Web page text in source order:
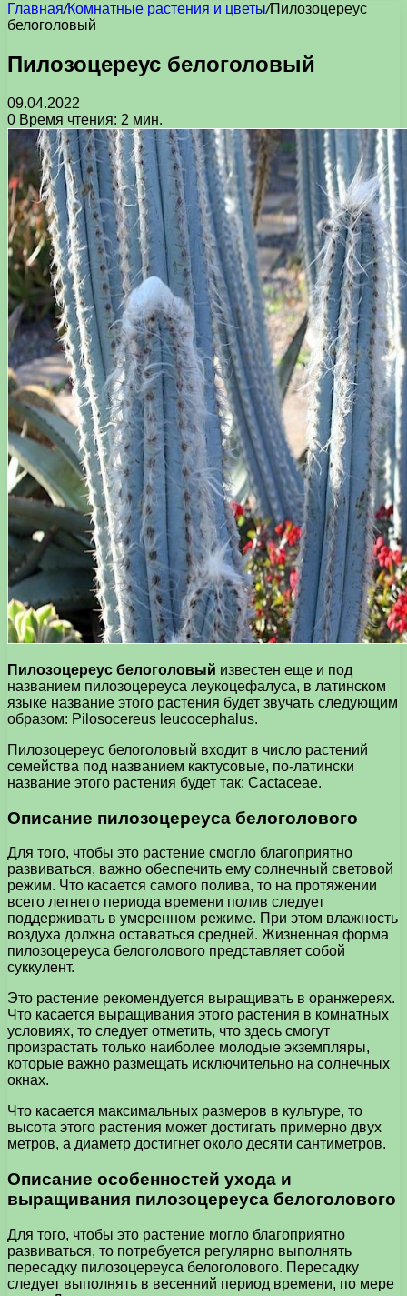
Главная/Комнатные растения и цветы/Пилозоцереус
белоголовый
Пилозоцереус белоголовый
09.04.2022
0 Время чтения: 2 мин.
Пилозоцереус белоголовый известен еще и под
названием пилозоцереуса леукоцефалуса, в латинском
языке название этого растения будет звучать следующим
образом: Pilosocereus leucocephalus.
Пилозоцереус белоголовый входит в число растений
семейства под названием кактусовые, по-латински
название этого растения будет так: Cactaceae.
Описание пилозоцереуса белоголового
Для того, чтобы это растение смогло благоприятно
развиваться, важно обеспечить ему солнечный световой
режим. Что касается самого полива, то на протяжении
всего летнего периода времени полив следует
поддерживать в умеренном режиме. При этом влажность
воздуха должна оставаться средней. Жизненная форма
пилозоцереуса белоголового представляет собой
суккулент.
Это растение рекомендуется выращивать в оранжереях.
Что касается выращивания этого растения в комнатных
условиях, то следует отметить, что здесь смогут
произрастать только наиболее молодые экземпляры,
которые важно размещать исключительно на солнечных
окнах.
Что касается максимальных размеров в культуре, то
высота этого растения может достигать примерно двух
метров, а диаметр достигнет около десяти сантиметров.
Описание особенностей ухода и
выращивания пилозоцереуса белоголового
Для того, чтобы это растение могло благоприятно
развиваться, то потребуется регулярно выполнять
пересадку пилозоцереуса белоголового. Пересадку
следует выполнять в весенний период времени, по мере